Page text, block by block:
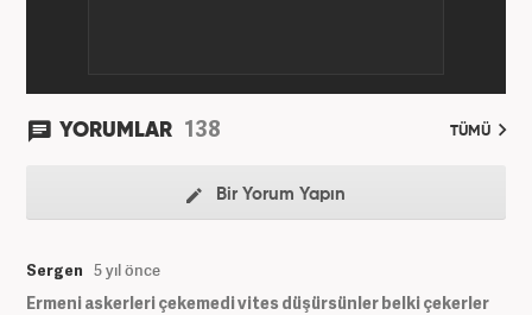
YORUMLAR 138 TÜMÜ
Bir Yorum Yapın
Sergen 5 yıl önce
Ermeni askerleri çekemedi vites düşürsünler belki çekerler